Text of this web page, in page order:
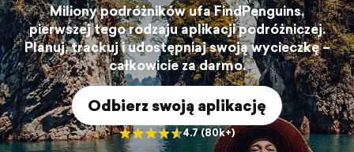
Miliony podróżników ufa FindPenguins,
pierwszej tego rodzaju aplikacji podróżniczej.
Planuj, trackuj i udostępniaj swoją wycieczkę –
całkowicie za darmo.
Odbierz swoją aplikację
4.7 (80k+)